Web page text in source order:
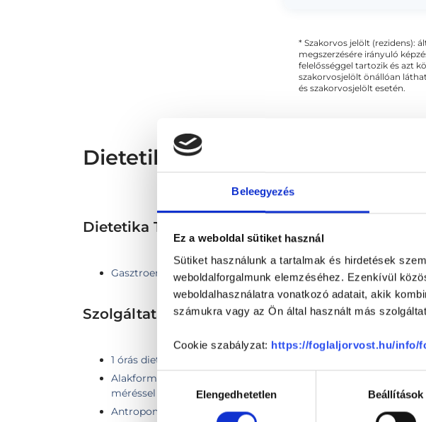
Beleegyezés
Ez a weboldal sütiket használ
Sütiket használunk a tartalmak és hirdetések
weboldalforgalmunk elemzéséhez. Ezenkívül
weboldalhasználatra vonatkozó adatait, akik
számukra vagy az Ön által használt más
Cookie szabályzat: https://foglaljorvost.hu/info/
kiválasztásaElengedhetetlen Beállítások
* Szakorvos jelölt (rezidens):
megszerzésére irányuló
felelősséggel tartozik és azt
szakorvosjelölt önállóan
és szakorvosjelölt esetén.
Dietetikus - Dietetika
Dietetika TERÜLETHEZ KAPCSOLÓDÓ
Gasztroenterológia
Szolgáltatások
1 órás dietetikai tanácsadás testösszetétel méréssel SECA
Alakformálás konzultáció dietetikai tanácsadással és
méréssel
Antropometriai mérés és elemzés